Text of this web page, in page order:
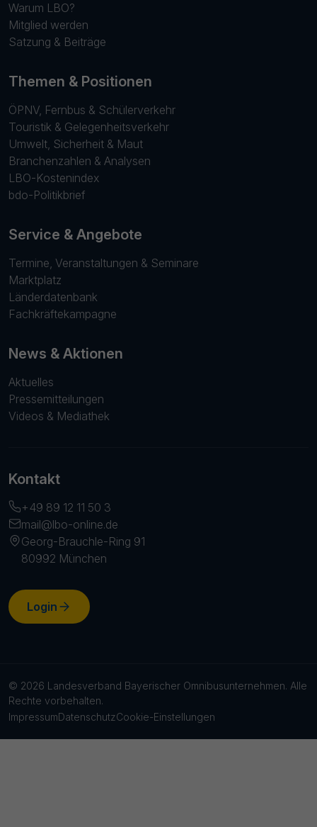
Warum LBO?
Mitglied werden
Satzung & Beiträge
Themen & Positionen
ÖPNV, Fernbus & Schülerverkehr
Touristik & Gelegenheitsverkehr
Umwelt, Sicherheit & Maut
Branchenzahlen & Analysen
LBO-Kostenindex
bdo-Politikbrief
Service & Angebote
Termine, Veranstaltungen & Seminare
Marktplatz
Länderdatenbank
Fachkräftekampagne
News & Aktionen
Aktuelles
Pressemitteilungen
Videos & Mediathek
Kontakt
+49 89 12 11 50 3
mail@lbo-online.de
Georg-Brauchle-Ring 91
80992 München
Login
© 2026 Landesverband Bayerischer Omnibusunternehmen. Alle
Rechte vorbehalten.
ImpressumDatenschutzCookie-Einstellungen